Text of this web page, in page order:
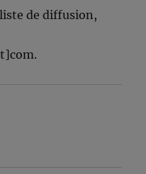
de diffusion,